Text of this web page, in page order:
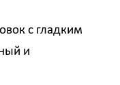
с гладким
и